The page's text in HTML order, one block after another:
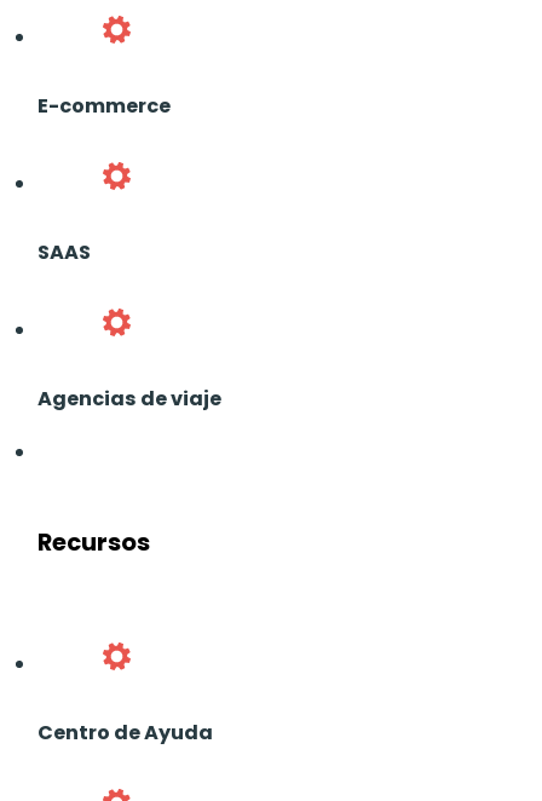
E-commerce
SAAS
Agencias de viaje
Recursos
Centro de Ayuda